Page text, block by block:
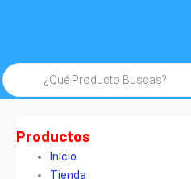
Búsqueda
de
productos
Productos
Inicio
Tienda